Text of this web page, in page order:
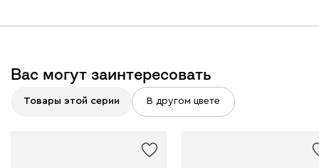
Вас могут заинтересовать
Товары этой серии В другом цвете